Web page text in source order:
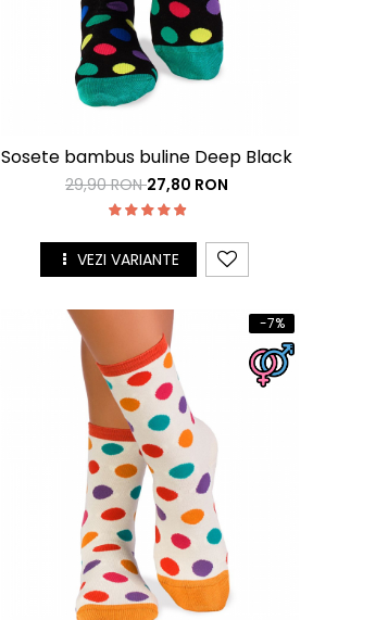
Sosete bambus buline Deep Black
29,90 RON27,80 RON
VEZI VARIANTE
-7%